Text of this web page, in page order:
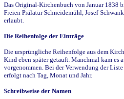
Das Original-Kirchenbuch von Januar 1838
Freien Prälatur Schneidemühl, Josef-
erlaubt.
Die Reihenfolge der Einträge
Die ursprüngliche Reihenfolge aus dem
Kind eben später getauft. Manchmal kam es
vorgenommen. Bei der Verwendung der
erfolgt nach Tag, Monat und Jahr.
Schreibweise der Namen